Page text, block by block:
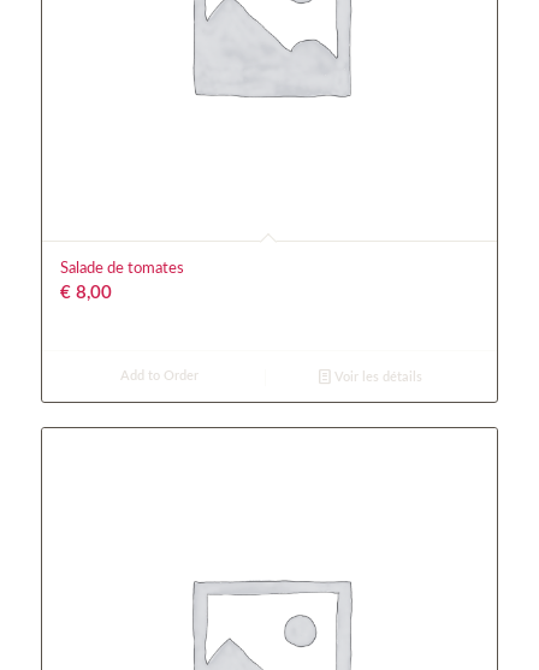
Salade de tomates
€8,00
Add to Order Voir les détails